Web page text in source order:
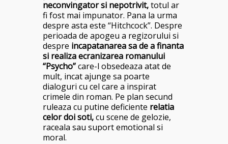
neconvingator si nepotrivit,totul ar
fi fost mai impunator. Pana la urma
despre asta este “Hitchcock”. Despre
perioada de apogeu a regizorului si
despre incapatanarea sa de a finanta
si realiza ecranizarea romanului
“Psycho”care-l obsedeaza atat de
mult, incat ajunge sa poarte
dialoguri cu cel care a inspirat
crimele din roman. Pe plan secund
ruleaza cu putine deficiente relatia
celor doi soti,cu scene de gelozie,
raceala sau suport emotional si
moral.